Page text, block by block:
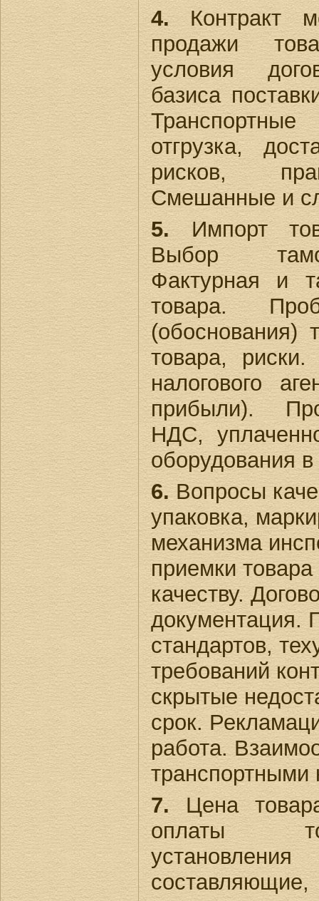
4. Контракт
продажи
условия
базиса
отгрузка,
рисков,
Смешанные и
5.Импорт
Выбор
Фактурная и
товара.
(обоснования)
товара,
налогового
прибыли).
НДС,
оборудования
6.Вопросы
упаковка,
механизма
приемки товара
качеству.
документация.
стандартов,
требований
скрытые
срок.
работа.
транспортными
7.Цена
оплаты